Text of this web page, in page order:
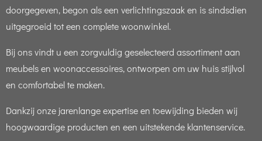
doorgegeven, begon als een verlichtingszaak en is sindsdien
uitgegroeid tot een complete woonwinkel.
Bij ons vindt u een zorgvuldig geselecteerd assortiment aan
meubels en woonaccessoires, ontworpen om uw huis stijlvol
en comfortabel te maken.
Dankzij onze jarenlange expertise en toewijding bieden wij
hoogwaardige producten en een uitstekende klantenservice.